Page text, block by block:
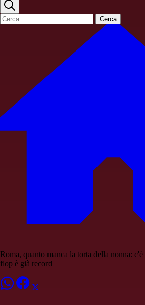
Cerca
Roma, quanto manca la torta della nonna:
flop è già record